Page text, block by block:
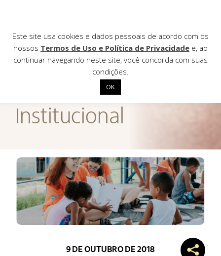
Institucional
Biblioteca
Notícias
Editais
Contato
Institucional
9 DE OUTUBRO DE 2018
Este site usa cookies e dados pessoais de acordo com os
nossos Termos de Uso e Política de Privacidade e, ao
continuar navegando neste site, você concorda com suas
condições.
OK